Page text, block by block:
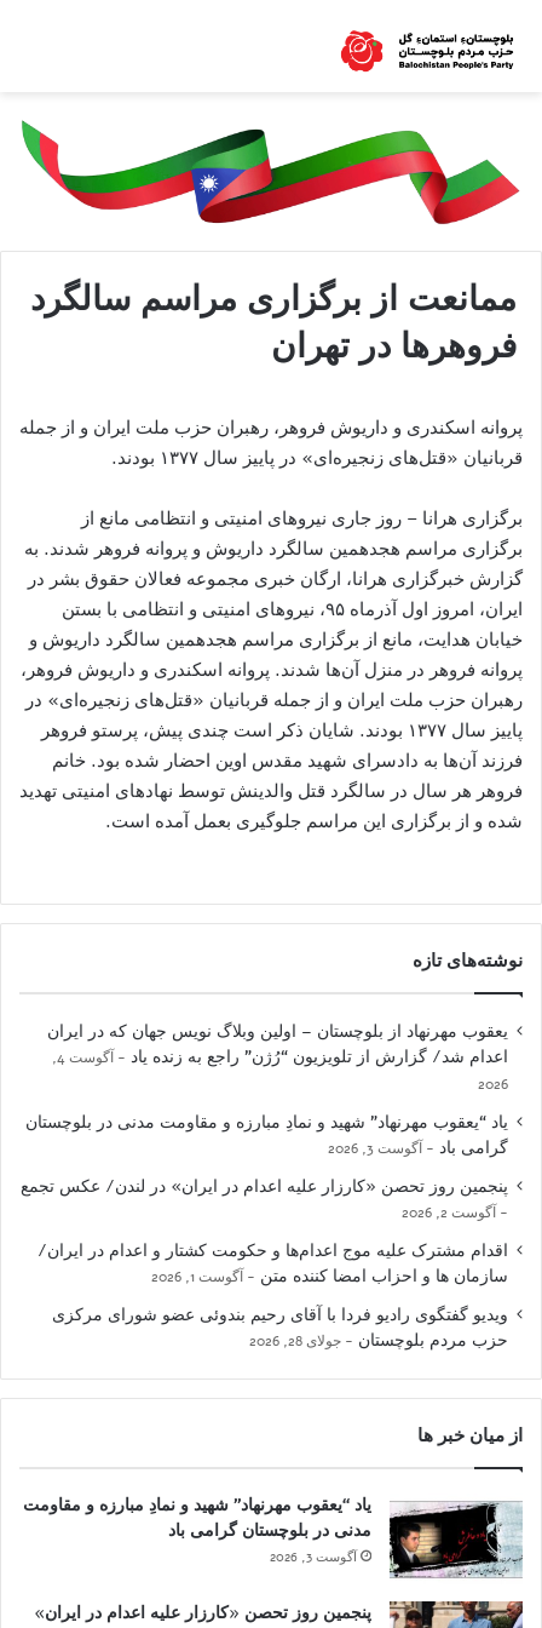
ممانعت از برگزاری مراسم سالگرد
فروهرها در تهران
پروانه اسکندری و داریوش فروهر، رهبران حزب ملت ایران و از جمله
قربانیان «قتل‌های زنجیره‌ای» در پاییز سال ۱۳۷۷ بودند.
برگزاری هرانا – روز جاری نیروهای امنیتی و انتظامی مانع از
برگزاری مراسم هجدهمین سالگرد داریوش و پروانه فروهر شدند. به
گزارش خبرگزاری هرانا، ارگان خبری مجموعه فعالان حقوق بشر در
ایران، امروز اول آذرماه ۹۵، نیروهای امنیتی و انتظامی با بستن
خیابان هدایت، مانع از برگزاری مراسم هجدهمین سالگرد داریوش و
پروانه فروهر در منزل آن‌ها شدند. پروانه اسکندری و داریوش فروهر،
رهبران حزب ملت ایران و از جمله قربانیان «قتل‌های زنجیره‌ای» در
پاییز سال ۱۳۷۷ بودند. شایان ذکر است چندی پیش، پرستو فروهر
فرزند آن‌ها به دادسرای شهید مقدس اوین احضار شده بود. خانم
فروهر هر سال در سالگرد قتل والدینش توسط نهادهای امنیتی تهدید
شده و از برگزاری این مراسم جلوگیری بعمل آمده است.
نوشته‌های تازه
یعقوب مهرنهاد از بلوچستان – اولین وبلاگ نویس جهان که در ایران
اعدام شد/ گزارش از تلویزیون “رُژن” راجع به زنده یاد
آگوست 4,
2026
یاد “یعقوب مهرنهاد” شهید و نمادِ مبارزه و مقاومت مدنی در بلوچستان
گرامی باد
آگوست 3, 2026
پنجمین روز تحصن «کارزار علیه اعدام در ایران» در لندن/ عکس تجمع
آگوست 2, 2026
اقدام مشترک علیه موج اعدام‌ها و حکومت کشتار و اعدام در ایران/
سازمان ها و احزاب امضا کننده متن
آگوست 1, 2026
ویدیو گفتگوی رادیو فردا با آقای رحیم بندوئی عضو شورای مرکزی
حزب مردم بلوچستان
جولای 28, 2026
از میان خبر ها
یاد “یعقوب مهرنهاد” شهید و نمادِ مبارزه و مقاومت
مدنی در بلوچستان گرامی باد
آگوست 3, 2026
پنجمین روز تحصن «کارزار علیه اعدام در ایران»